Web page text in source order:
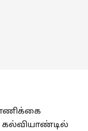
கல்வியாண்டில்